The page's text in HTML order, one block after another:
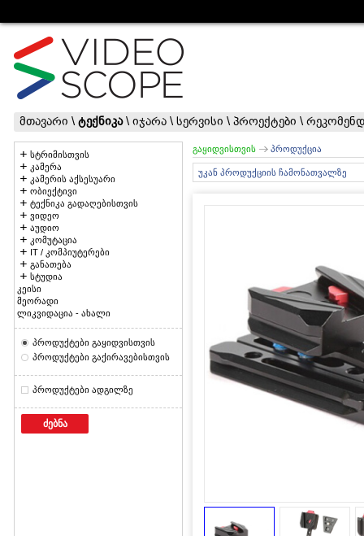
მთავარი \ ტექნიკა\ იჯარა \ სერვისი \ პროექტები \
სტრიმისთვის
კამერა
კამერის აქსესუარი
ობიექტივი
ტექნიკა გადაღებისთვის
ვიდეო
აუდიო
კომუტაცია
IT / კომპიუტერები
განათება
სტუდია
კეისი
მეორადი
ლიკვიდაცია - ახალი
პროდუქტები გაყიდვისთვის
პროდუქტები გაქირავებისთვის
პროდუქტები ადგილზე
ძებნა
გაყიდვისთვის პროდუქცია
უკან პროდუქციის ჩამონათვალზე